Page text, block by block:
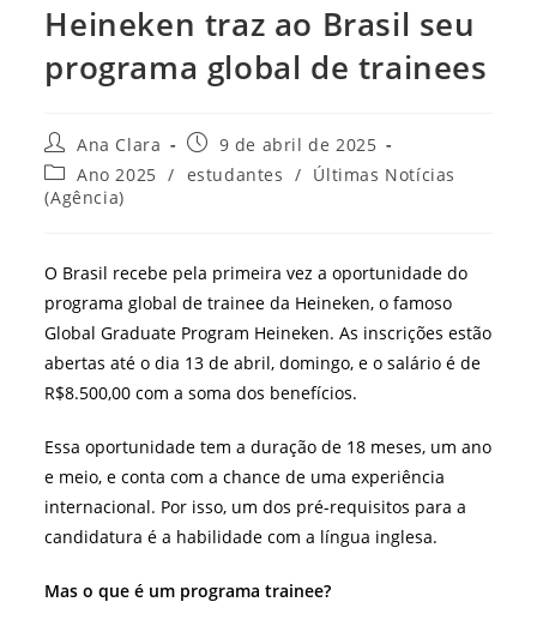
Heineken traz ao Brasil seu
programa global de trainees
Autor
do
post:
Ana Clara
Post
publicado:
9 de abril de 2025
Categoria
do
Ano 2025 / estudantes / Últimas Notícias
(Agência)
O Brasil recebe pela primeira vez a oportunidade do
programa global de trainee da Heineken, o famoso
Global Graduate Program Heineken. As inscrições estão
abertas até o dia 13 de abril, domingo, e o salário é de
R$8.500,00 com a soma dos benefícios.
Essa oportunidade tem a duração de 18 meses, um ano
e meio, e conta com a chance de uma experiência
internacional. Por isso, um dos pré-requisitos para a
candidatura é a habilidade com a língua inglesa.
Mas o que é um programa trainee?